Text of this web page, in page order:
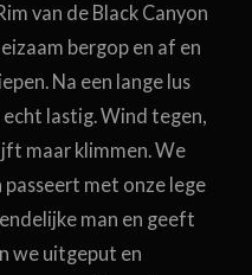
van de Black Canyon
bergop en af en
Na een lange lus
lastig. Wind tegen,
maar klimmen. We
met onze lege
man en geeft
we uitgeput en